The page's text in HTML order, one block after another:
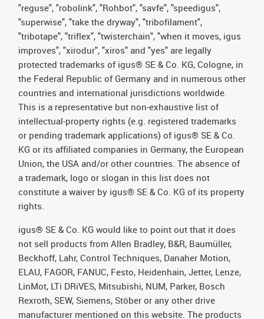
"reguse", "robolink", "Rohbot", "savfe", "speedigus",
"superwise", "take the dryway", "tribofilament",
"tribotape", "triflex", "twisterchain", "when it moves, igus
improves", "xirodur", "xiros" and "yes" are legally
protected trademarks of igus® SE & Co. KG, Cologne, in
the Federal Republic of Germany and in numerous other
countries and international jurisdictions worldwide.
This is a representative but non-exhaustive list of
intellectual-property rights (e.g. registered trademarks
or pending trademark applications) of igus® SE & Co.
KG or its affiliated companies in Germany, the European
Union, the USA and/or other countries. The absence of
a trademark, logo or slogan in this list does not
constitute a waiver by igus® SE & Co. KG of its property
rights.
igus® SE & Co. KG would like to point out that it does
not sell products from Allen Bradley, B&R, Baumüller,
Beckhoff, Lahr, Control Techniques, Danaher Motion,
ELAU, FAGOR, FANUC, Festo, Heidenhain, Jetter, Lenze,
LinMot, LTi DRiVES, Mitsubishi, NUM, Parker, Bosch
Rexroth, SEW, Siemens, Stöber or any other drive
manufacturer mentioned on this website. The products